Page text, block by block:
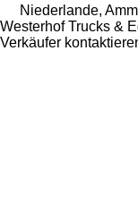
Niederlande,
Westerhof Trucks &
Verkäufer